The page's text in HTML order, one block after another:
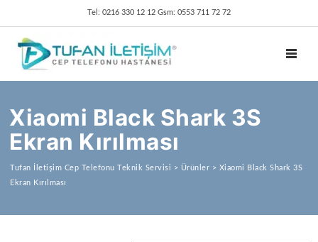
Tel: 0216 330 12 12 Gsm: 0553 711 72 72
Xiaomi Black Shark 3S
Ekran Kırılması
Tufan İletişim Cep Telefonu Teknik Servisi > Ürünler > Xiaomi Black Shark 3S
Ekran Kırılması